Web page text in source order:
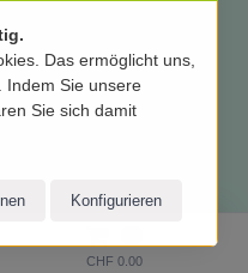
CHF 0.00
Das ermöglicht uns,
Indem Sie unsere
Sie sich damit